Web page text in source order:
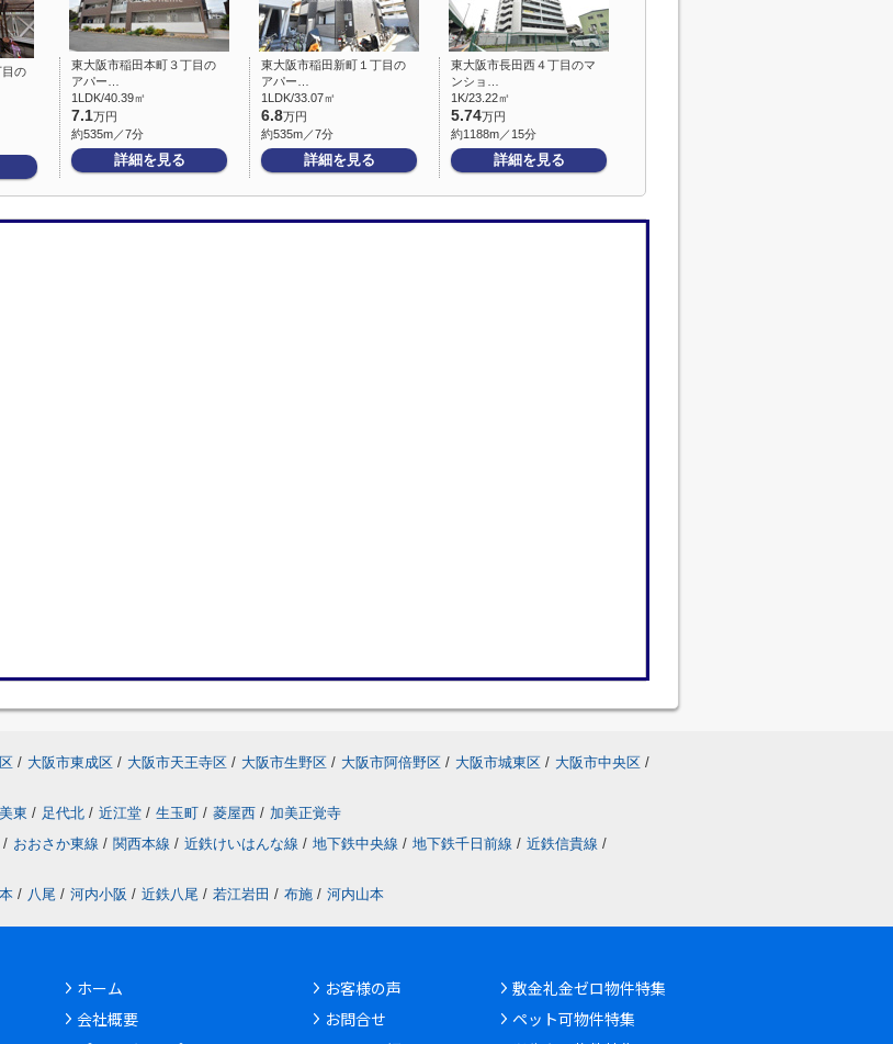
目の
東大阪市稲田本町３丁目の
アパー…
1LDK/40.39㎡
7.1万円
約535m／7分
詳細を見る
東大阪市稲田新町１丁目の
アパー…
1LDK/33.07㎡
6.8万円
約535m／7分
詳細を見る
東大阪市長田西４丁目のマ
ンショ…
1K/23.22㎡
5.74万円
約1188m／15分
詳細を見る
/ 大阪市東成区 / 大阪市天王寺区 / 大阪市生野区 / 大阪市阿倍野区 / 大阪市城東区 / 大阪市中央区 /
東 / 足代北 / 近江堂 / 生玉町 / 菱屋西 / 加美正覚寺
/ おおさか東線 / 関西本線 / 近鉄けいはんな線 / 地下鉄中央線 / 地下鉄千日前線 / 近鉄信貴線 /
/ 八尾 / 河内小阪 / 近鉄八尾 / 若江岩田 / 布施 / 河内山本
ホーム
会社概要
お客様の声
お問合せ
敷金礼金ゼロ物件特集
ペット可物件特集